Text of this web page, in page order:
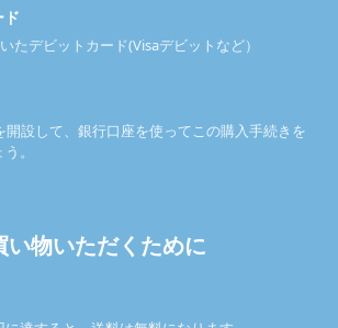
たデビットカード(Visaデビットなど）
開設して、銀行口座を使ってこの購入手続きを
。
い物いただくために